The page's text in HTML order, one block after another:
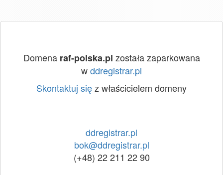
Domena raf-polska.pl została zaparkowana
wddregistrar.pl
Skontaktuj sięz właścicielem domeny
ddregistrar.pl
bok@ddregistrar.pl
(+48) 22 211 22 90